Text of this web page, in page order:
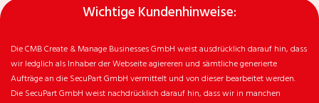
Wichtige Kundenhinweise:
Die CMB Create & Manage Businesses GmbH weist ausdrücklich darauf hin, dass
wir ledglich als Inhaber der Webseite agiereren und sämtliche generierte
Aufträge an die SecuPart GmbH vermittelt und von dieser bearbeitet werden.
Die SecuPart GmbH weist nachdrücklich darauf hin, dass wir in manchen